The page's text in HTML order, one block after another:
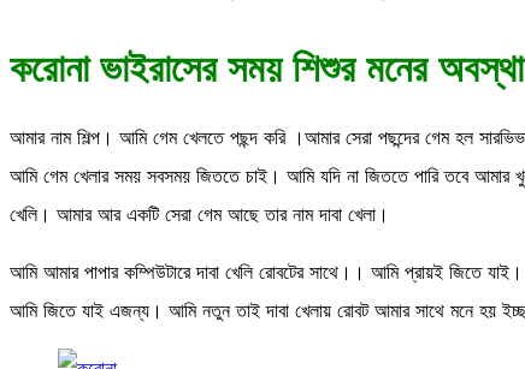
করোনা ভাইরাসের সময় শিশুর মনের অবস্থা
আমার নাম শিল্প। আমি গেম খেলতে পছন্দ করি ।আমার সেরা পছন্দের গেম হল
আমি গেম খেলার সময় সবসময় জিততে চাই। আমি যদি না জিততে পারি তবে আমার
খেলি। আমার আর একটি সেরা গেম আছে তার নাম দাবা খেলা।
আমি আমার পাপার কম্পিউটারে দাবা খেলি রোবটের সাথে।। আমি প্রায়ই জিতে
আমি জিতে যাই এজন্য। আমি নতুন তাই দাবা খেলায় রোবট আমার সাথে মনে হয়